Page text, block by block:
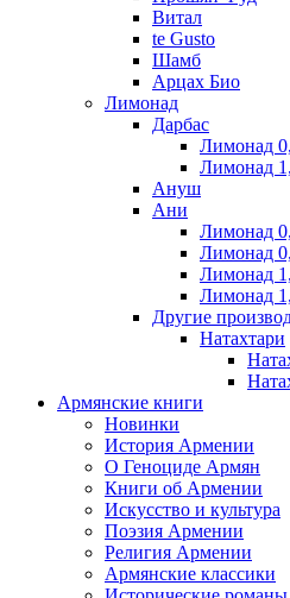
Витал
te Gusto
Шамб
Арцах Био
Лимонад
Дарбас
Лимонад
Лимонад
Ануш
Ани
Лимонад
Лимонад
Лимонад
Лимонад
Другие
Натахтари
Армянские книги
Новинки
История Армении
О Геноциде Армян
Книги об Армении
Иcкусство и культура
Поэзия Армении
Религия Армении
Армянские классики